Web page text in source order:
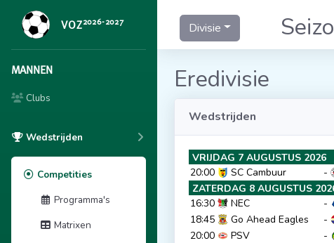
VOZ2026-2027
MANNEN
Clubs
Wedstrijden
Competities
Programma's
Matrixen
Divisie
Eredivisie
Wedstrijden
VRIJDAG 7 AUGUSTUS 2026
20:00
SC Cambuur -
ZATERDAG 8 AUGUSTUS
16:30
NEC -
18:45
Go Ahead Eagles -
20:00
PSV -